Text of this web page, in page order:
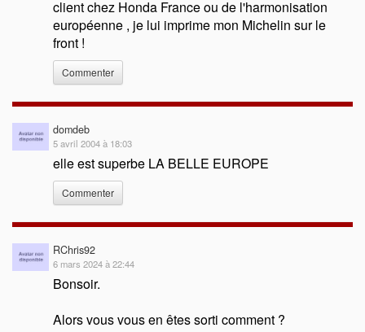
client chez Honda France ou de l'harmonisation
européenne , je lui imprime mon Michelin sur le
front !
Commenter
domdeb
5 avril 2004 à 18:03
elle est superbe LA BELLE EUROPE
Commenter
RChris92
6 mars 2024 à 22:44
Bonsoir.
Alors vous vous en êtes sorti comment ?